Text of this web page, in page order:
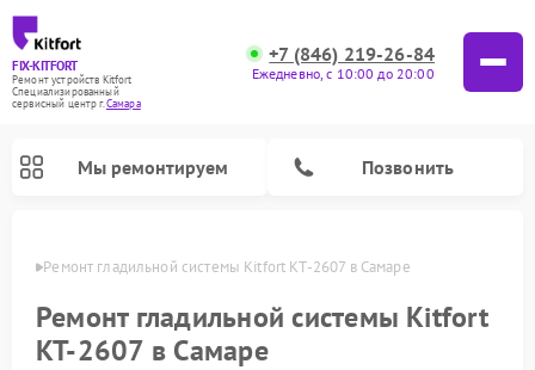
FIX-KITFORT
Ремонт устройств Kitfort
Специализированный
cервисный центр г.Самара
+7 (846) 219-26-84
Ежедневно, с 10:00 до 20:00
Мы ремонтируем Позвонить
Ремонт гладильной системы Kitfort КТ-2607 в Самаре
Ремонт гладильной системы Kitfort
КТ-2607 в Самаре